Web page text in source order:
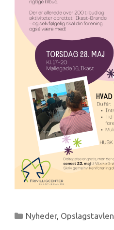
Kategorier
Nyheder, Opslagstavlen